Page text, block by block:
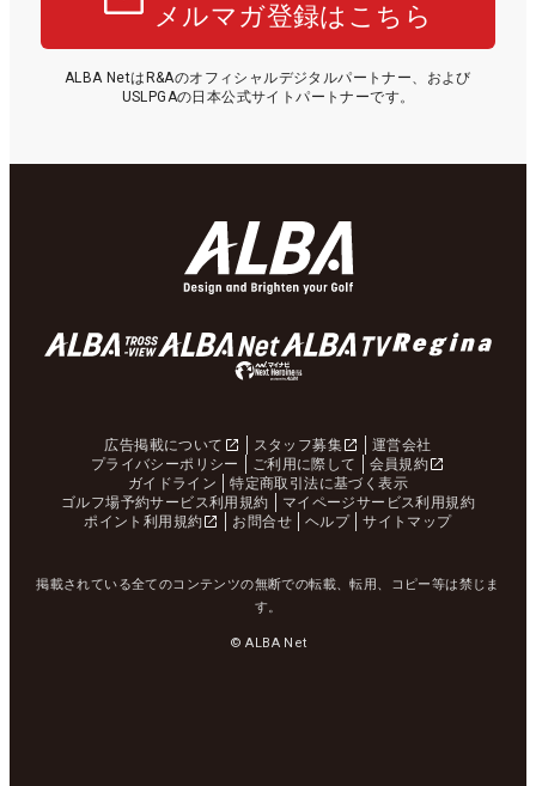
メルマガ登録はこちら
ALBA NetはR&Aのオフィシャルデジタルパートナー、および
USLPGAの日本公式サイトパートナーです。
広告掲載について スタッフ募集
運営会社
プライバシーポリシー
ご利用に際して
会員規約
ガイドライン
特定商取引法に基づく表示
ゴルフ場予約サービス利用規約
マイページサービス利用規約
ポイント利用規約
お問合せ ヘルプ サイトマップ
掲載されている全てのコンテンツの無断での転載、転用、コピー等は禁じま
す。
© ALBA Net